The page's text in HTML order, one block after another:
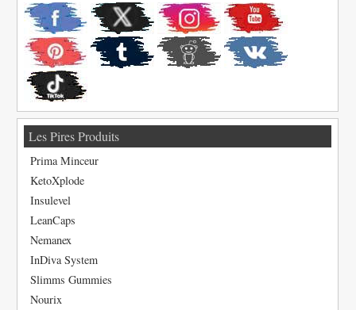
Les Pires Produits
Prima Minceur
KetoXplode
Insulevel
LeanCaps
Nemanex
InDiva System
Slimms Gummies
Nourix